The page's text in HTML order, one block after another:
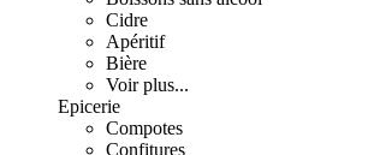
Cidre
Apéritif
Bière
Voir plus...
Epicerie
Compotes
Confitures